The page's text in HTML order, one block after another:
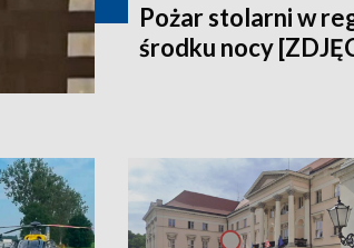
Pożar stolarni w
środku nocy